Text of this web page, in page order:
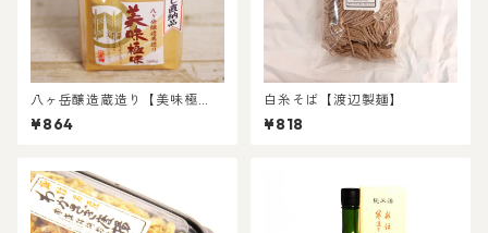
八ヶ岳醸造蔵造り【美味極
味】限定醸造品
¥864
白糸そば【渡辺製麺】
¥818